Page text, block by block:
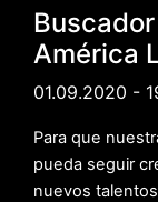
América
01.09.2020 -
Para que
pueda seguir
nuevos